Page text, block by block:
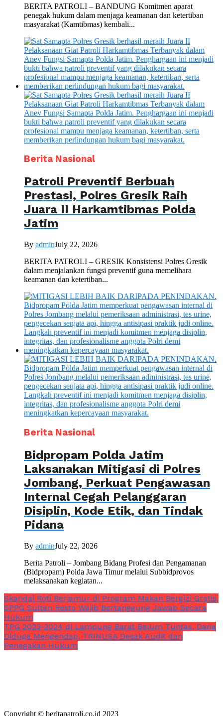
BERITA PATROLI – BANDUNG Komitmen aparat
penegak hukum dalam menjaga keamanan dan ketertiban
masyarakat (Kamtibmas) kembali...
Berita Nasional
Patroli Preventif Berbuah
Prestasi, Polres Gresik Raih
Juara II Harkamtibmas Polda
Jatim
By adminJuly 22, 2026
BERITA PATROLI – GRESIK Konsistensi Polres Gresik
dalam menjalankan fungsi preventif guna memelihara
keamanan dan ketertiban...
Berita Nasional
Bidpropam Polda Jatim
Laksanakan Mitigasi di Polres
Jombang, Perkuat Pengawasan
Internal Cegah Pelanggaran
Disiplin, Kode Etik, dan Tindak
Pidana
By adminJuly 22, 2026
Berita Patroli – Jombang Bidang Profesi dan Pengamanan
(Bidpropam) Polda Jawa Timur melalui Subbidprovos
melaksanakan kegiatan...
Skandal Roti Berjamur di Program Makan Bergizi Gratis,
SPPG Sultan Resto Wajib Bertanggung Jawab Secara
Hukum
TPG 2023-2024 di Lampung Barat Belum Tuntas, Dana
Diduga Mengendap, TRINUSA Desak Audit dan
Penegakan Hukum
Copyright © beritapatroli.co.id 2023